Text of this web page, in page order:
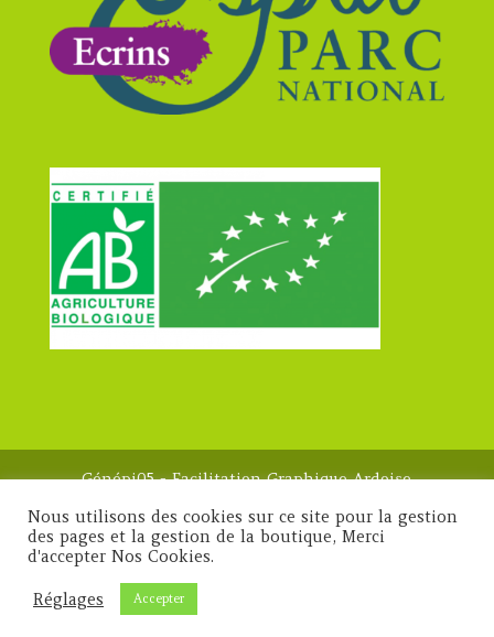
Génépi05 - Facilitation Graphique Ardoise
Nous utilisons des cookies sur ce site pour la gestion
des pages et la gestion de la boutique, Merci
d'accepter Nos Cookies.
Réglages Accepter